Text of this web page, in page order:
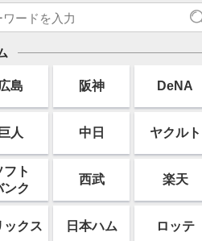
島 阪神 DeNA
巨人 中日 ヤクルト
フト
ンク
西武 楽天
ックス 日本ハム ロッテ